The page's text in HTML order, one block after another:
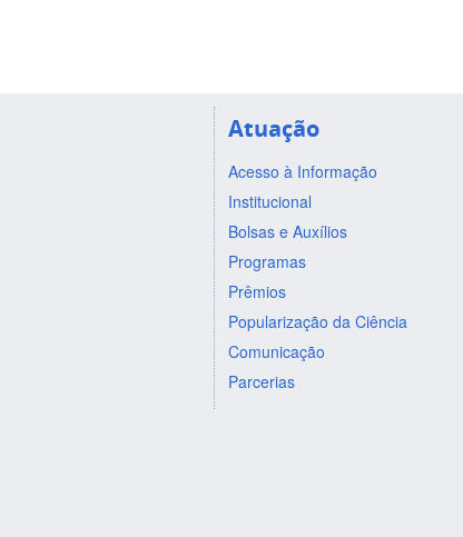
Atuação
Acesso à Informação
Institucional
Bolsas e Auxílios
Programas
Prêmios
Popularização da Ciência
Comunicação
Parcerias